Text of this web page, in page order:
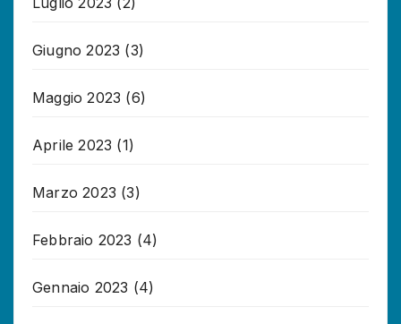
Giugno 2023 (3)
Maggio 2023 (6)
Aprile 2023 (1)
Marzo 2023 (3)
Febbraio 2023 (4)
Gennaio 2023 (4)